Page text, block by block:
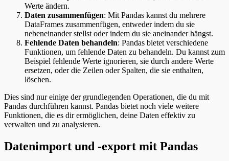
Werte ändern.
Daten zusammenfügen: Mit Pandas kannst du mehrere
DataFrames zusammenfügen, entweder indem du sie
nebeneinander stellst oder indem du sie aneinander hängst.
Fehlende Daten behandeln: Pandas bietet verschiedene
Funktionen, um fehlende Daten zu behandeln. Du kannst zum
Beispiel fehlende Werte ignorieren, sie durch andere Werte
ersetzen, oder die Zeilen oder Spalten, die sie enthalten,
löschen.
Dies sind nur einige der grundlegenden Operationen, die du mit
Pandas durchführen kannst. Pandas bietet noch viele weitere
Funktionen, die es dir ermöglichen, deine Daten effektiv zu
verwalten und zu analysieren.
Datenimport und -export mit Pandas